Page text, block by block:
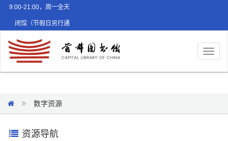
9:00-21:00，周一全天
闭馆（节假日另行通
数字资源
资源导航